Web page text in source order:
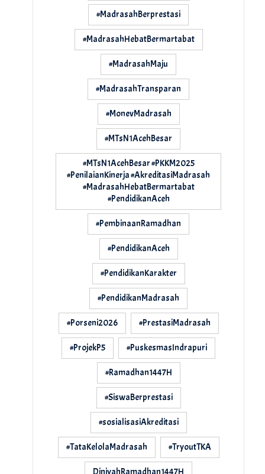
#MadrasahBerprestasi
#MadrasahHebatBermartabat
#MadrasahMaju
#MadrasahTransparan
#MonevMadrasah
#MTsN1AcehBesar
#MTsN1AcehBesar #PKKM2025
#PenilaianKinerja #AkreditasiMadrasah
#MadrasahHebatBermartabat
#PendidikanAceh
#PembinaanRamadhan
#PendidikanAceh
#PendidikanKarakter
#PendidikanMadrasah
#Porseni2026 #PrestasiMadrasah
#ProjekP5 #PuskesmasIndrapuri
#Ramadhan1447H
#SiswaBerprestasi
#sosialisasiAkreditasi
#TataKelolaMadrasah #TryoutTKA